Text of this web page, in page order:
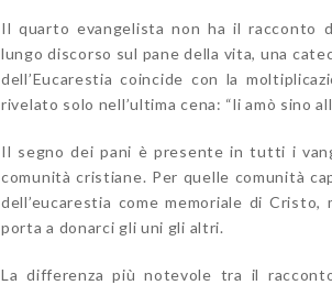
Il quarto evangelista non ha il racconto
lungo discorso sul pane della vita, una
dell’Eucarestia coincide con la
rivelato solo nell’ultima cena: “li amò sino
Il segno dei pani è presente in tutti i
comunità cristiane. Per quelle comunità
dell’eucarestia come memoriale di
porta a donarci gli uni gli altri.
La differenza più notevole tra il